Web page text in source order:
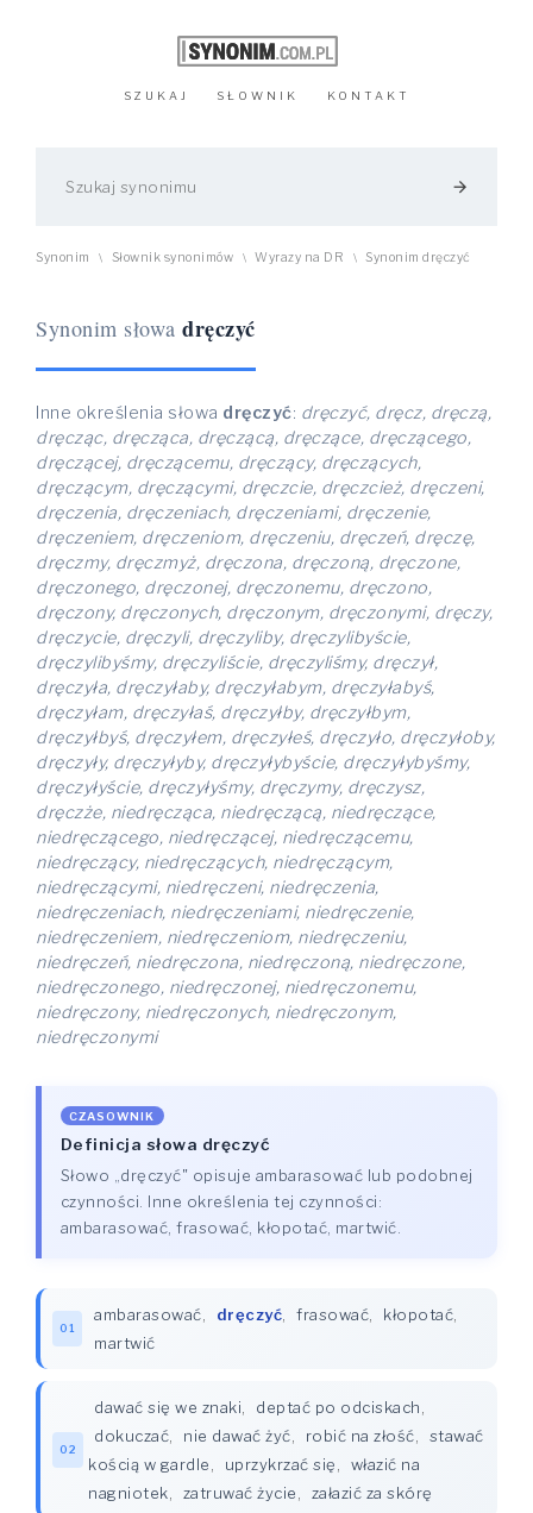
SZUKAJ SŁOWNIK KONTAKT
arrow_forward
Synonim \ Słownik synonimów \ Wyrazy na DR \ Synonim dręczyć
Synonim słowa dręczyć
Inne określenia słowa dręczyć: dręczyć, dręcz, dręczą,
dręcząc, dręcząca, dręczącą, dręczące, dręczącego,
dręczącej, dręczącemu, dręczący, dręczących,
dręczącym, dręczącymi, dręczcie, dręczcież, dręczeni,
dręczenia, dręczeniach, dręczeniami, dręczenie,
dręczeniem, dręczeniom, dręczeniu, dręczeń, dręczę,
dręczmy, dręczmyż, dręczona, dręczoną, dręczone,
dręczonego, dręczonej, dręczonemu, dręczono,
dręczony, dręczonych, dręczonym, dręczonymi, dręczy,
dręczycie, dręczyli, dręczyliby, dręczylibyście,
dręczylibyśmy, dręczyliście, dręczyliśmy, dręczył,
dręczyła, dręczyłaby, dręczyłabym, dręczyłabyś,
dręczyłam, dręczyłaś, dręczyłby, dręczyłbym,
dręczyłbyś, dręczyłem, dręczyłeś, dręczyło, dręczyłoby,
dręczyły, dręczyłyby, dręczyłybyście, dręczyłybyśmy,
dręczyłyście, dręczyłyśmy, dręczymy, dręczysz,
dręczże, niedręcząca, niedręczącą, niedręczące,
niedręczącego, niedręczącej, niedręczącemu,
niedręczący, niedręczących, niedręczącym,
niedręczącymi, niedręczeni, niedręczenia,
niedręczeniach, niedręczeniami, niedręczenie,
niedręczeniem, niedręczeniom, niedręczeniu,
niedręczeń, niedręczona, niedręczoną, niedręczone,
niedręczonego, niedręczonej, niedręczonemu,
niedręczony, niedręczonych, niedręczonym,
niedręczonymi
CZASOWNIK
Definicja słowa dręczyć
Słowo „dręczyć" opisuje ambarasować lub podobnej
czynności. Inne określenia tej czynności:
ambarasować, frasować, kłopotać, martwić.
01
ambarasować, dręczyć, frasować, kłopotać,
martwić
02
dawać się we znaki, deptać po odciskach,
dokuczać, nie dawać żyć, robić na złość,
stawać
kością w gardle, uprzykrzać się,
włazić na
nagniotek, zatruwać życie, załazić za skórę